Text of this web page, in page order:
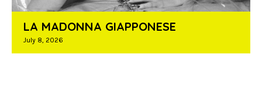
LA MADONNA GIAPPONESE
July 8, 2026